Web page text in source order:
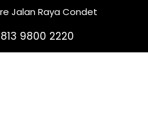
Jalan Raya Condet
9800 2220